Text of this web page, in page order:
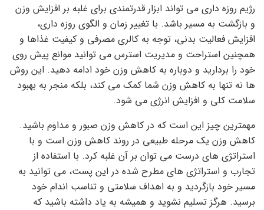
رژیم روزه داری می تواند ابزار قدرتمندی برای غلبه بر افزایش وزن
و بازگشت به مسیر باشد. با تغییر زمان و الگوی روزه داری،
افزایش فعالیت بدنی، توجه به کالری مصرفی و کیفیت غذاها و
همچنین استراحت و مدیریت استرس می توانید موانع پیش روی
خود را بردارید و دوباره به کاهش وزن خود ادامه دهید. این روش
ها نه تنها به کاهش وزن شما کمک می کند، بلکه منجر به بهبود
سلامت کلی و افزایش انرژی می شود.
مهمترین چیز این است که در کاهش وزن صبور و مداوم باشید.
کاهش وزن یک مرحله طبیعی در روند کاهش وزن است و با
استراتژی های درست می توان بر آن غلبه کرد. با استفاده از
تجارب و استراتژی های مطرح شده در این پست، می توانید به
مسیر خود بازگردید و به اهداف سلامتی و تناسب اندام خود
برسید. هرگز تسلیم نشوید و همیشه به یاد داشته باشید که